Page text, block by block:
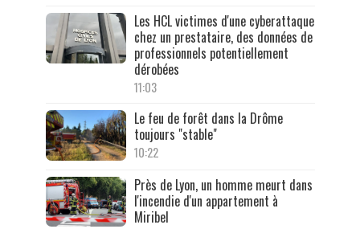
Les HCL victimes d'une cyberattaque
chez un prestataire, des données de
professionnels potentiellement
dérobées
11:03
Le feu de forêt dans la Drôme
toujours "stable"
10:22
Près de Lyon, un homme meurt dans
l'incendie d'un appartement à
Miribel